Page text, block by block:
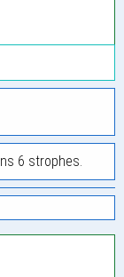
6 strophes.